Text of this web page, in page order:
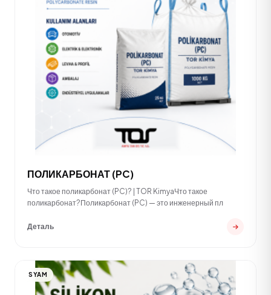
ПОЛИКАРБОНАТ (PC)
Что такое поликарбонат (PC)? | TOR KimyaЧто такое
поликарбонат?Поликарбонат (PC) — это инженерный пл
Деталь
SYAM